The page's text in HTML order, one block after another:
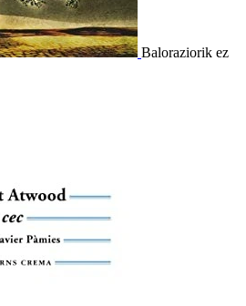
Baloraziorik ez